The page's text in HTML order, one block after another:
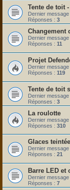
Tente de toit
Dernier
Réponses : 3
Changement
Dernier
Réponses : 11
Projet
Dernier
Réponses : 119
Tente de toit
Dernier
Réponses : 3
La roulotte
Dernier
Réponses : 310
Glaces
Dernier
Réponses : 21
Barre LED et
Dernier
Réponses : 7